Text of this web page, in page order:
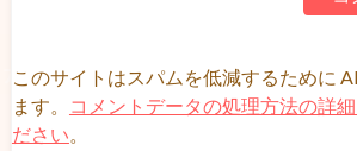
このサイトはスパムを低減するために
ます。
コメントデータの処理方法の詳
ださい。